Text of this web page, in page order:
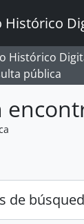
Histórico
Histórico
pública
de